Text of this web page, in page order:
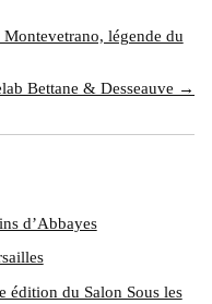
légende du
Bettane & Desseauve →
d’Abbayes
édition du Salon Sous les